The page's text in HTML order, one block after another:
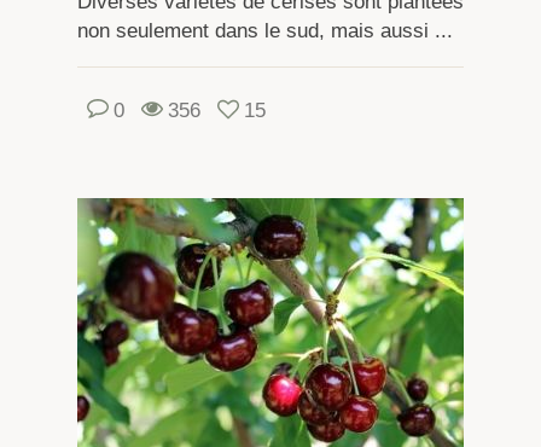
non seulement dans le sud, mais aussi ...
0 356 15